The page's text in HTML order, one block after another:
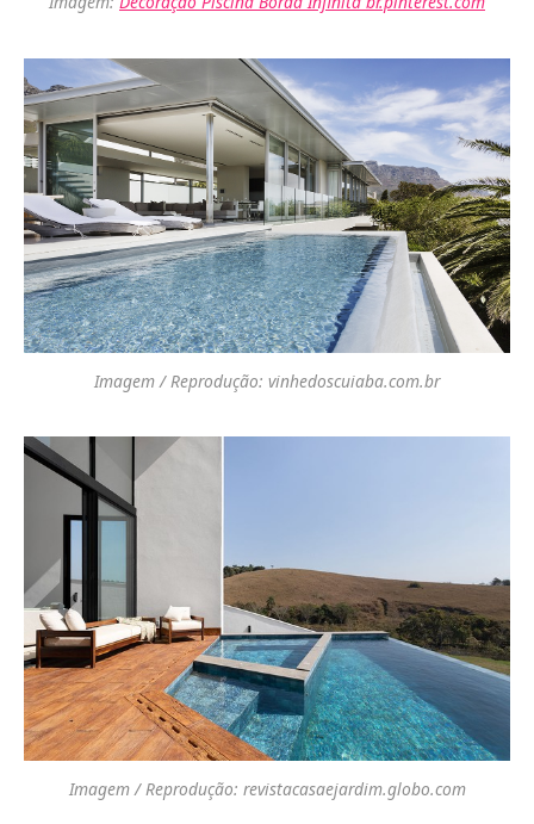
Imagem / Reprodução: vinhedoscuiaba.com.br
Imagem / Reprodução: revistacasaejardim.globo.com